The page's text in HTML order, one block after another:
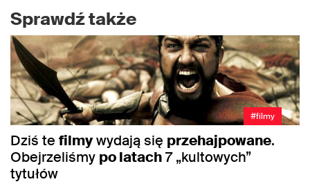
Sprawdź także
#filmy
Dziś te filmywydają się przehajpowane.
Obejrzeliśmy po latach7 „kultowych”
tytułów